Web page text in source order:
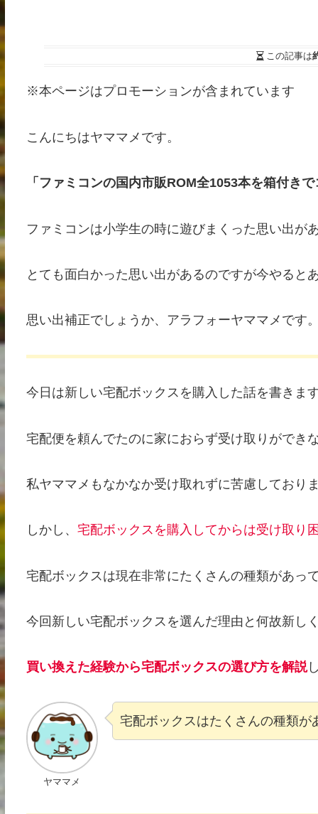
この記事は
※本ページはプロモーションが含まれています
こんにちはヤママメです。
「ファミコンの国内市販ROM全1053本を箱付き
ファミコンは小学生の時に遊びまくった思い出が
とても面白かった思い出があるのですが今やると
思い出補正でしょうか、アラフォーヤママメです
今日は新しい宅配ボックスを購入した話を書きま
宅配便を頼んでたのに家におらず受け取りができ
私ヤママメもなかなか受け取れずに苦慮しており
しかし、 宅配ボックスを購入してからは受け取り
宅配ボックスは現在非常にたくさんの種類があっ
今回新しい宅配ボックスを選んだ理由と何故新し
買い換えた経験から宅配ボックスの選び方を解説
ヤママメ
宅配ボックスはたくさんの種類